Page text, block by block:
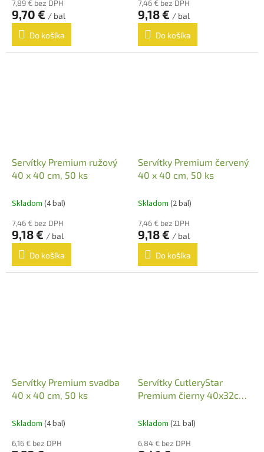
7,89 € bez DPH
9,70 € / bal
Do košíka
7,46 € bez DPH
9,18 € / bal
Do košíka
Servítky Premium ružový
40 x 40 cm, 50 ks
Skladom (4 bal)
7,46 € bez DPH
9,18 € / bal
Do košíka
Servítky Premium červený
40 x 40 cm, 50 ks
Skladom (2 bal)
7,46 € bez DPH
9,18 € / bal
Do košíka
Servítky Premium svadba
40 x 40 cm, 50 ks
Skladom (4 bal)
6,16 € bez DPH
Servítky CutleryStar
Premium čierny 40x32cm
Skladom (21 bal)
6,84 € bez DPH